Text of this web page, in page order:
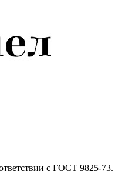
с ГОСТ 9825-73.